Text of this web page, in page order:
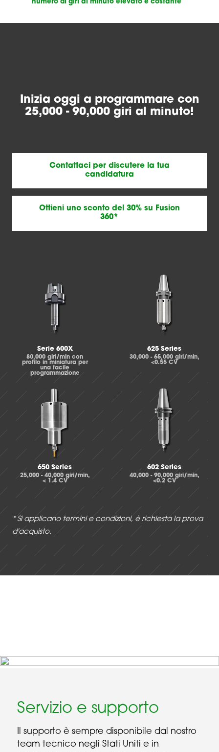
numero di giri al minuto elevato e costante
Inizia oggi a programmare con
25,000 - 90,000 giri al minuto!
Contattaci per discutere la tua
candidatura
Ottieni uno sconto del 30% su Fusion
360*
Serie 600X
80,000 giri/min con
profilo in miniatura per
una facile
programmazione
625 Series
30,000 - 65,000 giri/min,
<0.55 CV
650 Series
25,000 - 40,000 giri/min,
< 1.4 CV
602 Series
40,000 - 90,000 giri/min,
<0.2 CV
* Si applicano termini e condizioni, è richiesta la prova
d'acquisto.
Servizio e supporto
Il supporto è sempre disponibile dal nostro
team tecnico negli Stati Uniti e in